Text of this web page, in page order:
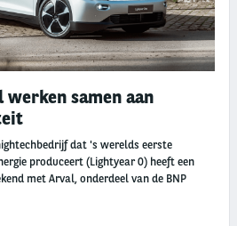
werken samen aan
dat 's werelds eerste
produceert (Lightyear 0) heeft een
met Arval, onderdeel van de BNP